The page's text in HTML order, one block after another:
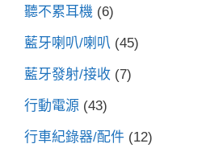
聽不累耳機 (6)
藍牙喇叭/喇叭 (45)
藍牙發射/接收 (7)
行動電源 (43)
行車紀錄器/配件 (12)